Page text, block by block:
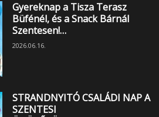
Gyereknap a Tisza Terasz
Büfénél, és a Snack Bárnál
Szentesen!…
2026.06.16.
STRANDNYITÓ CSALÁDI NAP A
SZENTESI